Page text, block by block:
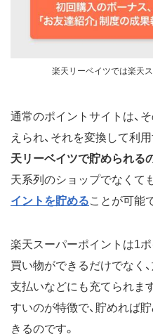
楽天リーベイツでは楽天
通常のポイントサイトは、
えられ、それを変換して利
天リーベイツで貯められる
天系列のショップでなくて
イントを貯めることが可能
楽天スーパーポイントは1
買い物ができるだけでなく
支払いなどにも充てられま
すいのが特徴で、貯めれば
きるのです。